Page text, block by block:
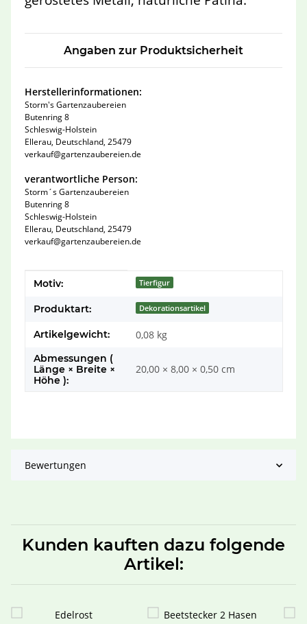
Angaben zur Produktsicherheit
Herstellerinformationen:
Storm's Gartenzaubereien
Butenring 8
Schleswig-Holstein
Ellerau, Deutschland, 25479
verkauf@gartenzaubereien.de
verantwortliche Person:
Storm´s Gartenzaubereien
Butenring 8
Schleswig-Holstein
Ellerau, Deutschland, 25479
verkauf@gartenzaubereien.de
Produkteigenschaft
Wert
Motiv: Tierfigur
Produktart: Dekorationsartikel
Artikelgewicht: 0,08 kg
Abmessungen (
Länge × Breite ×
Höhe ):
20,00 × 8,00 × 0,50 cm
Bewertungen
Kunden kauften dazu folgende
Artikel: